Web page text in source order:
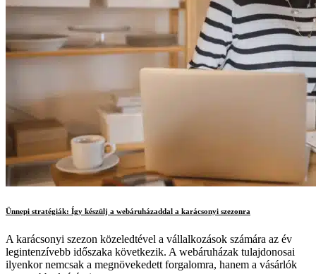
Ünnepi stratégiák: Így készülj a webáruházaddal a karácsonyi szezonra
A karácsonyi szezon közeledtével a vállalkozások számára az év
legintenzívebb időszaka következik. A webáruházak tulajdonosai
ilyenkor nemcsak a megnövekedett forgalomra, hanem a vásárlók